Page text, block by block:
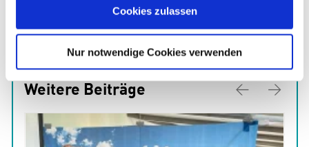
Cookies, wenn Sie unsere Webseite weiterhin nutzen.
Cookies zulassen
Nur notwendige Cookies verwenden
Weitere Beiträge Previous
Next